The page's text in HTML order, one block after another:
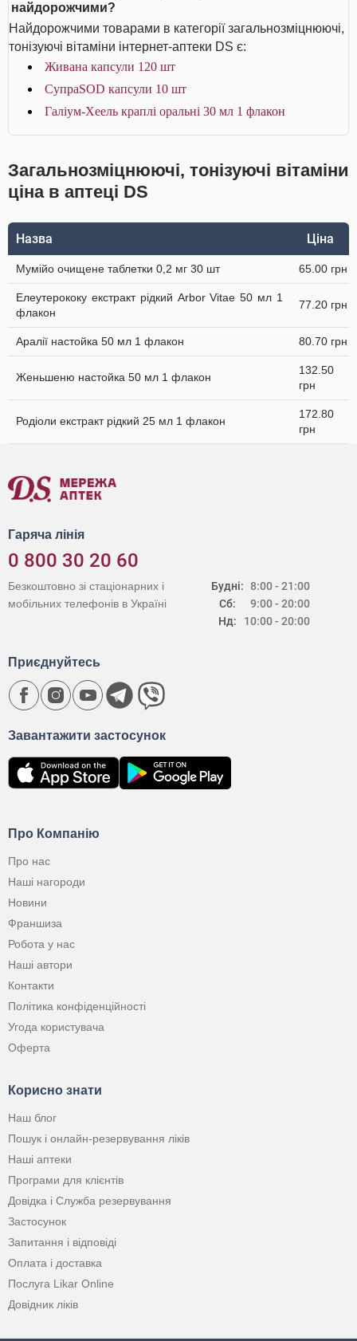
найдорожчими?
Найдорожчими товарами в категорії загальнозміцнюючі,
тонізуючі вітаміни інтернет-аптеки DS є:
Живана капсули 120 шт
СупраSOD капсули 10 шт
Галіум-Хеель краплі оральні 30 мл 1 флакон
Загальнозміцнюючі, тонізуючі вітаміни
ціна в аптеці DS
Назва Ціна
Мумійо очищене таблетки 0,2 мг 30 шт 65.00 грн
Елеутерококу екстракт рідкий Arbor Vitae 50 мл 1
флакон
77.20 грн
Аралії настойка 50 мл 1 флакон 80.70 грн
Женьшеню настойка 50 мл 1 флакон
132.50
грн
Родіоли екстракт рідкий 25 мл 1 флакон
172.80
грн
Гаряча лінія
0 800 30 20 60
Будні:
Сб:
Нд:
8:00 - 21:00
9:00 - 20:00
10:00 - 20:00
Безкоштовно зі стаціонарних і
мобільних телефонів в Україні
Про Компанію
Про нас
Наші нагороди
Новини
Франшиза
Робота у нас
Наші автори
Контакти
Політика конфіденційності
Угода користувача
Оферта
Корисно знати
Наш блог
Пошук і онлайн-резервування ліків
Наші аптеки
Програми для клієнтів
Довідка і Служба резервування
Застосунок
Запитання і відповіді
Оплата і доставка
Послуга Likar Online
Довідник ліків
Завантажити застосунок
Приєднуйтесь